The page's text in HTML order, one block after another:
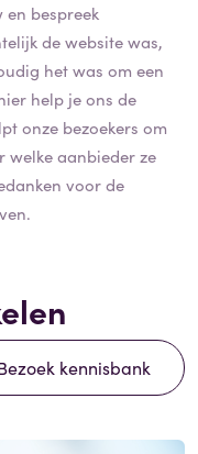
bespreek
de website was,
het was om een
help je ons de
onze bezoekers om
welke aanbieder ze
voor de
kennisbank